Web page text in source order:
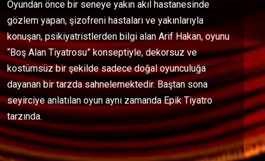
Oyundan önce bir seneye yakın akıl hastanesinde
gözlem yapan, şizofreni hastaları ve yakınlarıyla
konuşan, psikiyatristlerden bilgi alan Arif Hakan, oyunu
“Boş Alan Tiyatrosu” konseptiyle, dekorsuz ve
kostümsüz bir şekilde sadece doğal oyunculuğa
dayanan bir tarzda sahnelemektedir. Baştan sona
seyirciye anlatılan oyun aynı zamanda Epik Tiyatro
tarzında.